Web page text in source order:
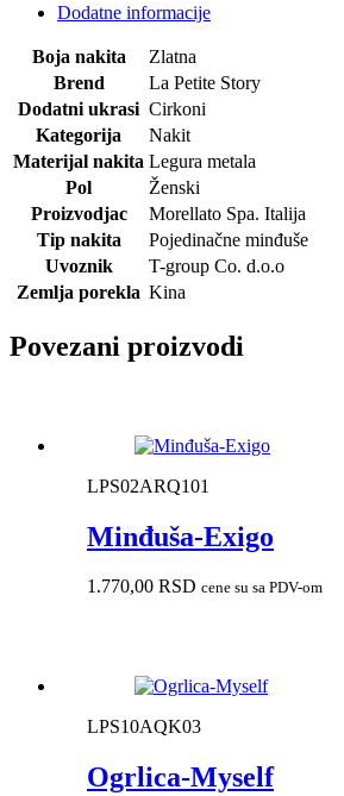
Dodatne informacije
Boja nakita
Zlatna
Brend
La Petite Story
Dodatni ukrasi Cirkoni
Kategorija
Nakit
Materijal nakita Legura metala
Pol
Ženski
Proizvodjac
Morellato Spa. Italija
Tip nakita
Pojedinačne minđuše
Uvoznik
T-group Co. d.o.o
Zemlja porekla Kina
Povezani proizvodi
LPS02ARQ101
Minđuša-Exigo
1.770,00 RSD cene su sa PDV-om
LPS10AQK03
Ogrlica-Myself